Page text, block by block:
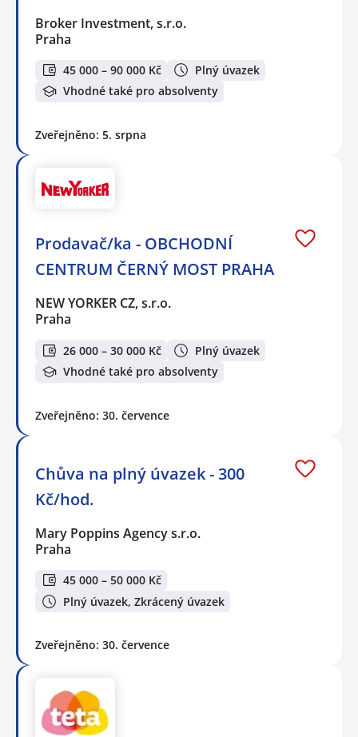
Broker Investment, s.r.o.
Praha
45 000 – 90 000 Kč
Plný úvazek
Vhodné také pro absolventy
Zveřejněno: 5. srpna
Prodavač/ka - OBCHODNÍ
CENTRUM ČERNÝ MOST PRAHA
NEW YORKER CZ, s.r.o.
Praha
26 000 – 30 000 Kč
Plný úvazek
Vhodné také pro absolventy
Zveřejněno: 30. července
Chůva na plný úvazek - 300
Kč/hod.
Mary Poppins Agency s.r.o.
Praha
45 000 – 50 000 Kč
Plný úvazek, Zkrácený úvazek
Zveřejněno: 30. července